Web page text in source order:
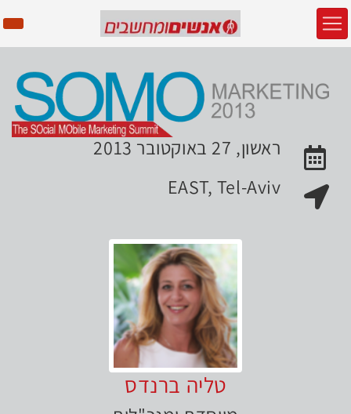
האירוע יתקיים בתאריך
ראשון, 27 באוקטובר 2013
מקום האירוע:
EAST, Tel-Aviv
טליה ברנדס